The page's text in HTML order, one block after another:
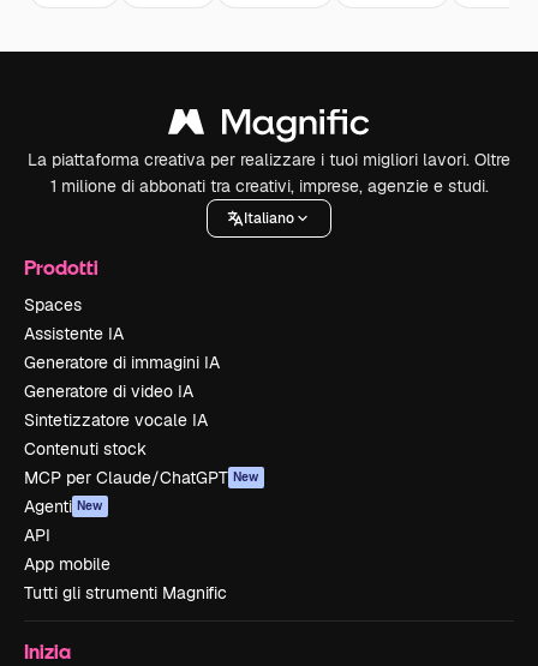
La piattaforma creativa per realizzare i tuoi migliori lavori. Oltre
1 milione di abbonati tra creativi, imprese, agenzie e studi.
Italiano
Prodotti
Spaces
Assistente IA
Generatore di immagini IA
Generatore di video IA
Sintetizzatore vocale IA
Contenuti stock
MCP per Claude/ChatGPT New
Agenti New
API
App mobile
Tutti gli strumenti Magnific
Inizia